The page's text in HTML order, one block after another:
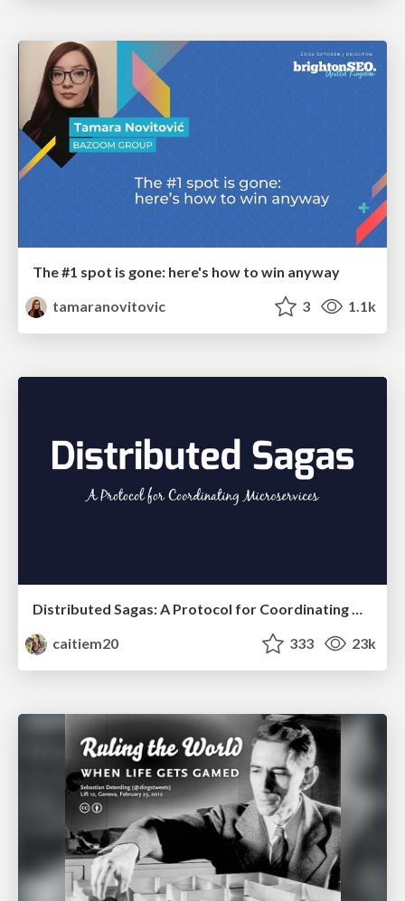
The #1 spot is gone: here's how to win anyway
tamaranovitovic
3 1.1k
Distributed Sagas: A Protocol for Coordinating Microservices
caitiem20
333 23k